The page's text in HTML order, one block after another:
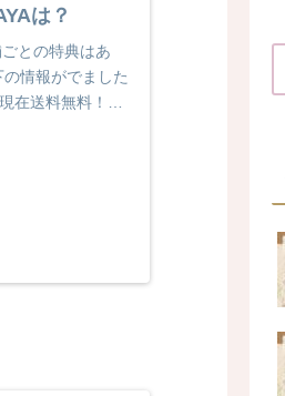
は？
との特典はあ
情報がでました
在送料無料！